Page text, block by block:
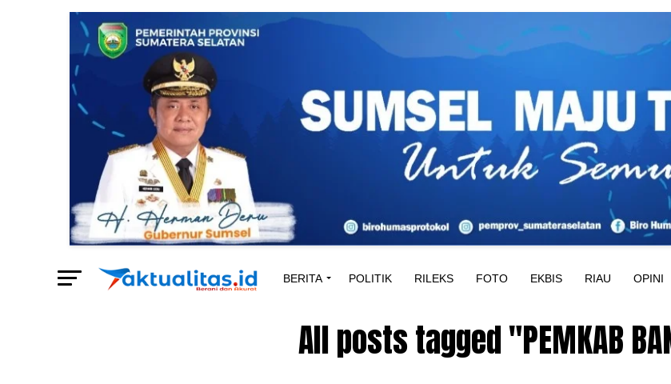
BERITA POLITIK RILEKS FOTO EKBIS RIAU OPINI
All posts tagged "PEMKAB